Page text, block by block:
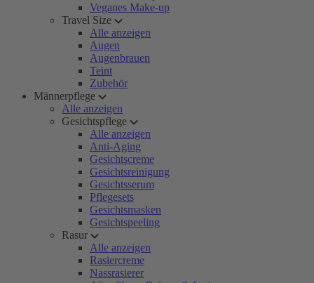
Veganes Make-up
Travel Size
Alle anzeigen
Augen
Augenbrauen
Teint
Zubehör
Männerpflege
Alle anzeigen
Gesichtspflege
Alle anzeigen
Anti-Aging
Gesichtscreme
Gesichtsreinigung
Gesichtsserum
Pflegesets
Gesichtsmasken
Gesichtspeeling
Rasur
Alle anzeigen
Rasiercreme
Nassrasierer